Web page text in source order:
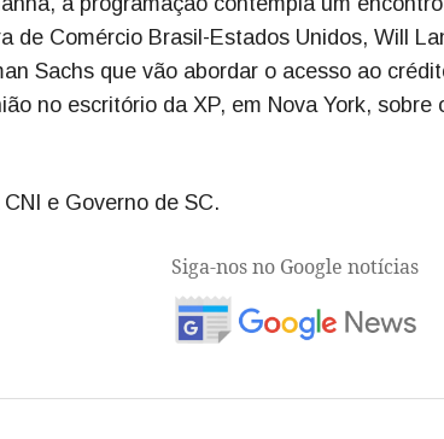
de Comércio Brasil-Estados Unidos, Will
Sachs que vão abordar o acesso ao
no escritório da XP, em Nova York,
e Governo de SC.
Siga-nos no Google notícias